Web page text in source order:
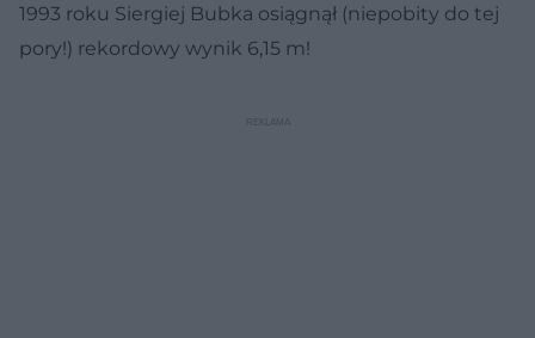
1993 roku Siergiej Bubka osiągnął (niepobity do tej
pory!) rekordowy wynik 6,15 m!